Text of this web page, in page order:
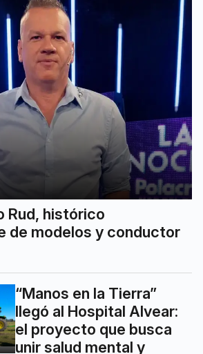
Rud, histórico
de modelos y conductor
“Manos en la Tierra”
llegó al Hospital Alvear:
el proyecto que busca
unir salud mental y